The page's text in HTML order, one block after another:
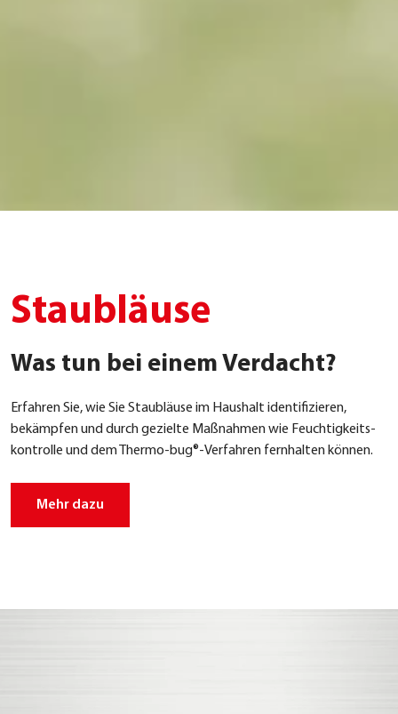
Staubläuse
Was tun bei einem Verdacht?
Erfah­ren Sie, wie Sie Staub­läu­se im Haus­halt iden­ti­fi­zie­ren,
bekämp­fen und durch geziel­te Maß­nah­men wie Feuch­tig­keits­
kon­trol­le und dem Thermo-bug®-Verfahren fern­hal­ten kön­nen.
Mehr dazu